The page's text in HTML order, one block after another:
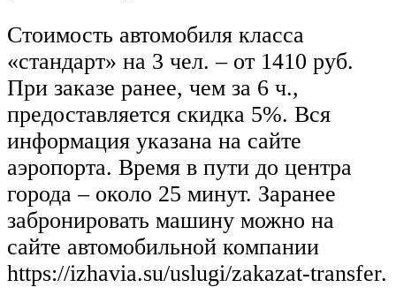
Стоимость автомобиля класса
«стандарт» на 3 чел. – от 1410 руб.
При заказе ранее, чем за 6 ч.,
предоставляется скидка 5%. Вся
информация указана на сайте
аэропорта. Время в пути до центра
города – около 25 минут. Заранее
забронировать машину можно на
сайте автомобильной компании
https://izhavia.su/uslugi/zakazat-transfer.